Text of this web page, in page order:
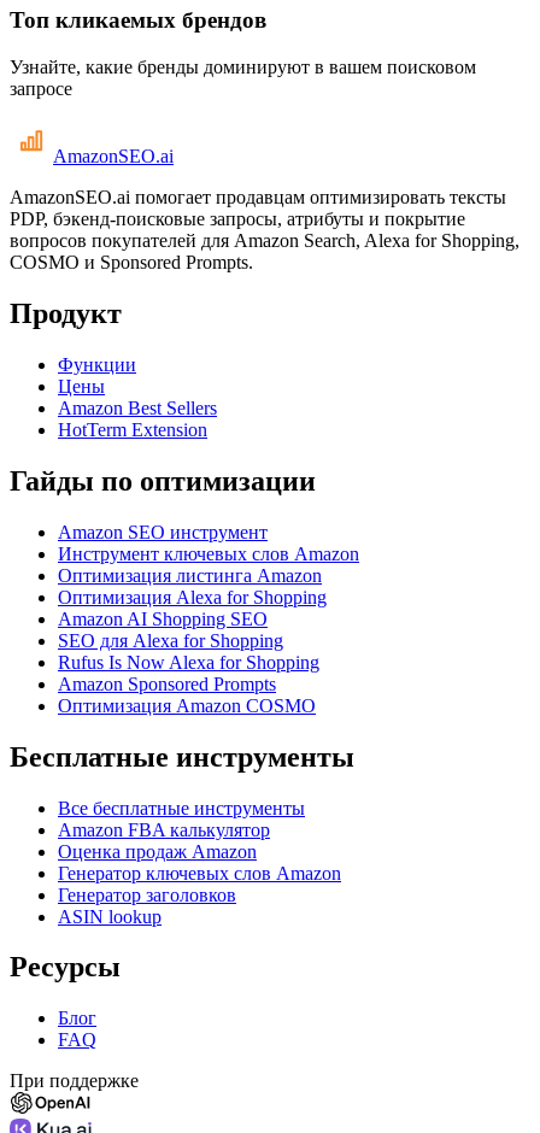
Топ кликаемых брендов
Узнайте, какие бренды доминируют в вашем поисковом
запросе
AmazonSEO.ai
AmazonSEO.ai помогает продавцам оптимизировать тексты
PDP, бэкенд-поисковые запросы, атрибуты и покрытие
вопросов покупателей для Amazon Search, Alexa for Shopping,
COSMO и Sponsored Prompts.
Продукт
Функции
Цены
Amazon Best Sellers
HotTerm Extension
Гайды по оптимизации
Amazon SEO инструмент
Инструмент ключевых слов Amazon
Оптимизация листинга Amazon
Оптимизация Alexa for Shopping
Amazon AI Shopping SEO
SEO для Alexa for Shopping
Rufus Is Now Alexa for Shopping
Amazon Sponsored Prompts
Оптимизация Amazon COSMO
Бесплатные инструменты
Все бесплатные инструменты
Amazon FBA калькулятор
Оценка продаж Amazon
Генератор ключевых слов Amazon
Генератор заголовков
ASIN lookup
Ресурсы
Блог
FAQ
При поддержке